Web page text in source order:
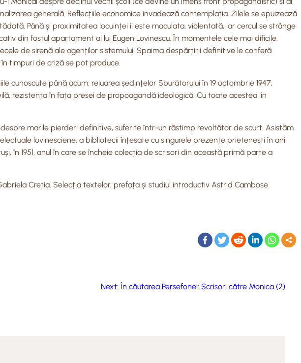
generală. Reflecțiile economice invadează contemplația. Zilele se epuizează
Până și proximitatea locuinței îi este maculata, violentată, iar cercul se strânge
din fostul apartament al lui Eugen Lovinescu. În momentele cele mai dificile,
de sirenă ale agenților sistemului. Spaima despărțirii definitive le conferă
timpuri de criză se pot produce.
până acum: reluarea ședințelor Sburătorului în 19 octombrie 1947,
rezistența în fața presei de propoagandă ideologică. Cu toate acestea, în
marile pierderi definitive, suferite într-un răstimp revoltător de scurt. Asistăm
lovinesciene, a bibliotecii înțesate cu singurele prezențe prietenești în anii
în 1951, anul în care se încheie colecția de scrisori din această primă parte a
Creția. Selecția textelor, prefața și studiul introductiv Astrid Cambose.
Next: În căutarea Persefonei: Scrisori către Monica (2)